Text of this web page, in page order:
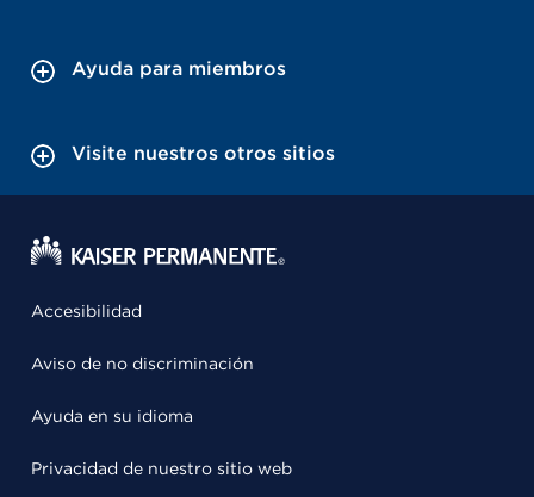
Ayuda para miembros
Visite nuestros otros sitios
Accesibilidad
Aviso de no discriminación
Ayuda en su idioma
Privacidad de nuestro sitio web